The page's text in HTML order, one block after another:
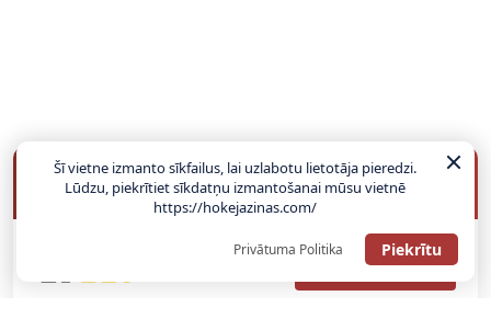
BUKMEIKERU BONUSI
SAŅEMT BONUSU
Šī vietne izmanto sīkfailus, lai uzlabotu lietotāja pieredzi.
Lūdzu, piekrītiet sīkdatņu izmantošanai mūsu vietnē
https://hokejazinas.com/
Privātuma Politika Piekrītu